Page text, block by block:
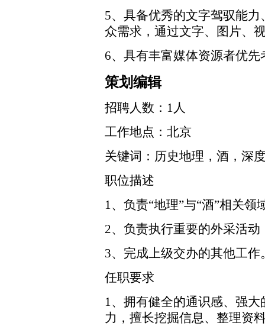
5、具备优秀的文字驾驭能
众需求，通过文字、图片、
6、具有丰富媒体资源者优先
策划编辑
招聘人数：1人
工作地点：北京
关键词：历史地理，酒，深
职位描述
1、负责“地理”与“酒”相关
2、负责执行重要的外采活动
3、完成上级交办的其他工作
任职要求
1、拥有健全的通识感、强
力，擅长挖掘信息、整理资